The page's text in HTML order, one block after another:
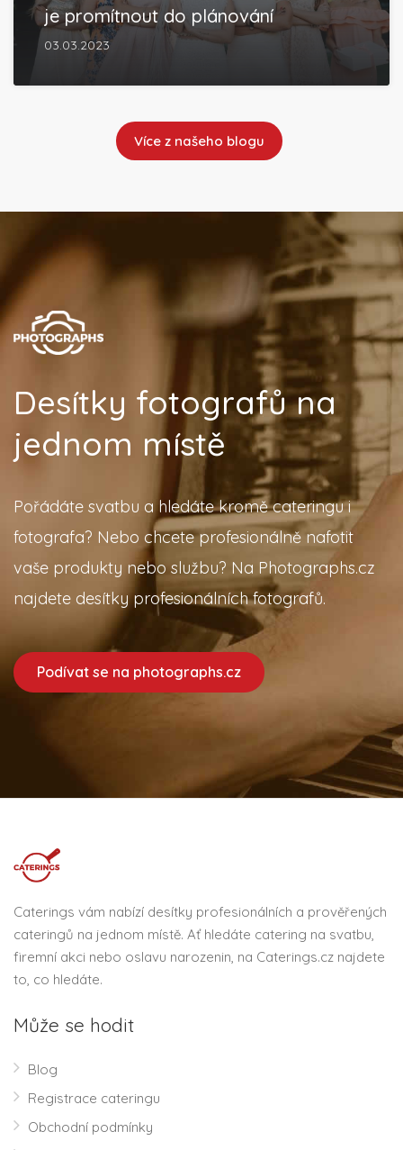
je promítnout do plánování
03.03.2023
Více z našeho blogu
Desítky fotografů na
jednom místě
Pořádáte svatbu a hledáte kromě cateringu i
fotografa? Nebo chcete profesionálně nafotit
vaše produkty nebo službu? Na Photographs.cz
najdete desítky profesionálních fotografů.
Podívat se na photographs.cz
Caterings vám nabízí desítky profesionálních a prověřených
cateringů na jednom místě. Ať hledáte catering na svatbu,
firemní akci nebo oslavu narozenin, na Caterings.cz najdete
to, co hledáte.
Může se hodit
Blog
Registrace cateringu
Obchodní podmínky